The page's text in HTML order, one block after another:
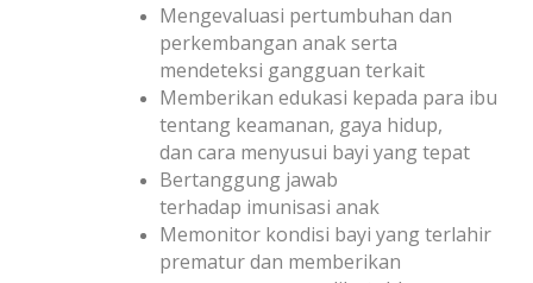
Mengevaluasi pertumbuhan dan
perkembangan anak serta
mendeteksi gangguan terkait
Memberikan edukasi kepada para ibu
tentang keamanan, gaya hidup,
dan cara menyusui bayi yang tepat
Bertanggung jawab
terhadap imunisasi anak
Memonitor kondisi bayi yang terlahir
prematur dan memberikan